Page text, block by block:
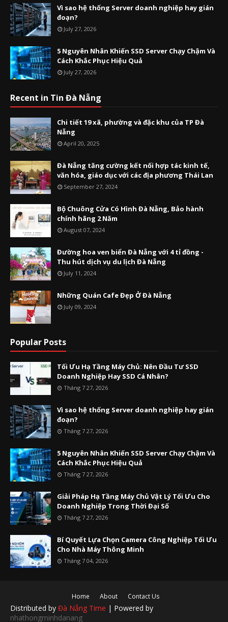
Vì sao hệ thống Server doanh nghiệp hay gián
đoạn?
July 27, 2026
5 Nguyên Nhân Khiến SSD Server Chạy Chậm Và
Cách Khắc Phục Hiệu Quả
July 27, 2026
Recent in Tin Đà Nẵng
Chi tiết 19 xã, phường và đặc khu của TP Đà
Nẵng
April 20, 2025
Đà Nẵng tăng cường kết nối hợp tác kinh tế,
văn hóa, giáo dục với các địa phương Thái Lan
September 27, 2024
Bộ Chuông Cửa Có Hình Đà Nẵng, Bảo hành
chính hãng 2 Năm
August 07, 2024
Đường hoa ven biển Đà Nẵng với 4 tỉ đồng -
Thu hút dịch vụ du lịch Đà Nẵng
July 11, 2024
Những Quán Cafe Đẹp Ở Đà Nẵng
July 09, 2024
Popular Posts
Tối Ưu Hạ Tầng Máy Chủ: Nên Đầu Tư SSD
Doanh Nghiệp Hay SSD Cá Nhân?
Tháng 7 27, 2026
Vì sao hệ thống Server doanh nghiệp hay gián
đoạn?
Tháng 7 27, 2026
5 Nguyên Nhân Khiến SSD Server Chạy Chậm Và
Cách Khắc Phục Hiệu Quả
Tháng 7 27, 2026
Giải Pháp Hạ Tầng Máy Chủ Vật Lý Tối Ưu Cho
Doanh Nghiệp Trong Thời Đại Số
Tháng 7 27, 2026
Bí Quyết Lựa Chọn Camera Công Nghiệp Tối Ưu
Cho Nhà Máy Thông Minh
Tháng 7 04, 2026
Home About Contact Us
Distributed by Đà Nẵng Time | Powered by
nhathongminhdanang